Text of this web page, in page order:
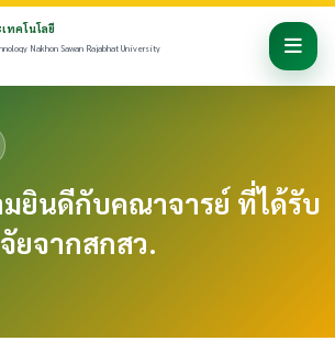
ทคโนโลยี
Nakhon Sawan Rajabhat University
ยินดีกับคณาจารย์ ที่ได้รับ
ยจากสกสว.